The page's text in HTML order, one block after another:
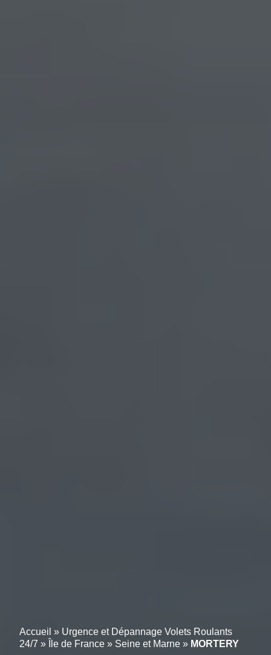
Accueil » Urgence et Dépannage Volets Roulants
24/7 » Île de France » Seine et Marne » MORTERY